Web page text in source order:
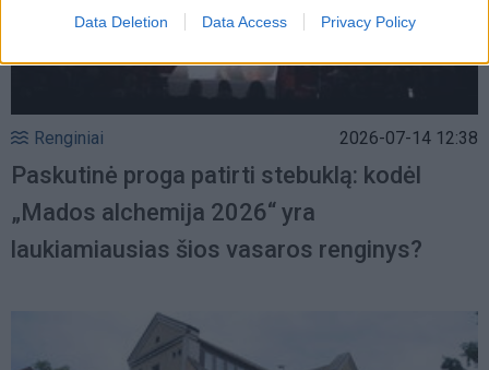
Data Deletion Data Access Privacy Policy
Renginiai 2026-07-14 12:38
Paskutinė proga patirti stebuklą: kodėl
„Mados alchemija 2026“ yra
laukiamiausias šios vasaros renginys?